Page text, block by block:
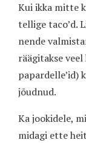
Kui ikka mitte
tellige taco’d.
nende
räägitakse
papardelle’id)
jõudnud.
Ka jookidele,
midagi ette